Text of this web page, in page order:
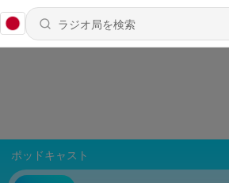
ポッドキャスト